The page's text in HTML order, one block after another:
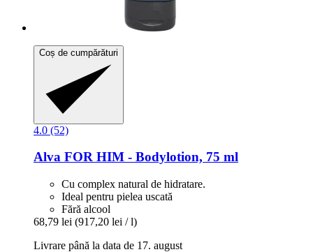
Coș de cumpărături
4.0 (52)
Alva FOR HIM -​ Bodylotion, 75 ml
Cu complex natural de hidratare.
Ideal pentru pielea uscată
Fără alcool
68,79 lei (917,20 lei / l)
Livrare până la data de 17. august